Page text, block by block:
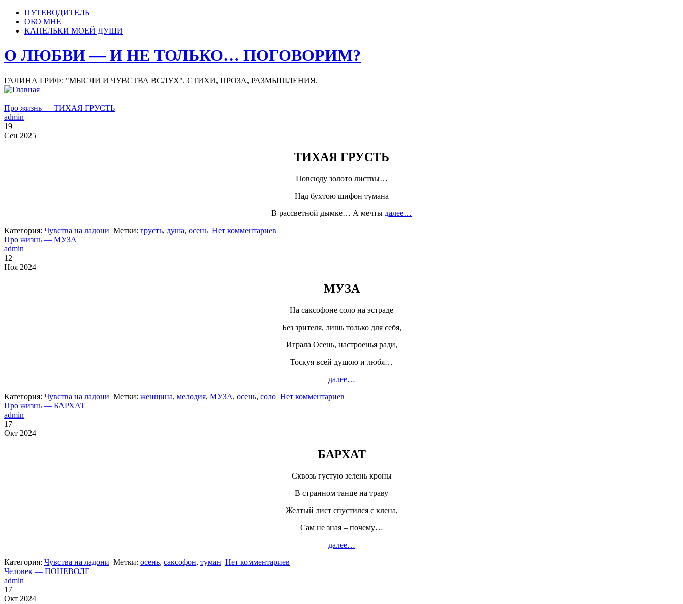
ПУТЕВОДИТЕЛЬ
ОБО МНЕ
КАПЕЛЬКИ МОЕЙ ДУШИ
О ЛЮБВИ — И НЕ ТОЛЬКО… ПОГОВОРИМ?
ГАЛИНА ГРИФ: "МЫСЛИ И ЧУВСТВА ВСЛУХ". СТИХИ, ПРОЗА, РАЗМЫШЛЕНИЯ.
Про жизнь — ТИХАЯ ГРУСТЬ
admin
19
Сен 2025
ТИХАЯ ГРУСТЬ
Повсюду золото листвы…
Над бухтою шифон тумана
В рассветной дымке… А мечты далее…
Категория: Чувства на ладони Метки: грусть, душа, осень Нет комментариев
Про жизнь — МУЗА
admin
12
Ноя 2024
МУЗА
На саксофоне соло на эстраде
Без зрителя, лишь только для себя,
Играла Осень, настроенья ради,
Тоскуя всей душою и любя…
далее…
Категория: Чувства на ладони Метки: женщина, мелодия, МУЗА, осень, соло Нет комментариев
Про жизнь — БАРХАТ
admin
17
Окт 2024
БАРХАТ
Сквозь густую зелень кроны
В странном танце на траву
Желтый лист спустился с клена,
Сам не зная – почему…
далее…
Категория: Чувства на ладони Метки: осень, саксофон, туман Нет комментариев
Человек — ПОНЕВОЛЕ
admin
17
Окт 2024